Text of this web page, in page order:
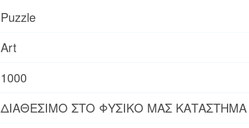
Puzzle
Art
1000
ΔΙΑΘΕΣΙΜΟ ΣΤΟ ΦΥΣΙΚΟ ΜΑΣ ΚΑΤΑΣΤΗΜΑ